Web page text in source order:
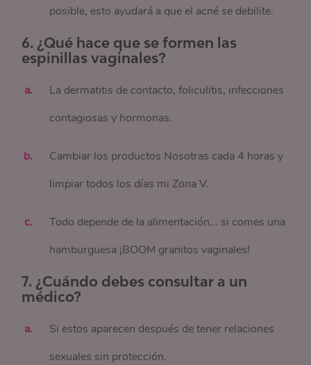
posible, esto ayudará a que el acné se debilite.
6. ¿Qué hace que se formen las
espinillas vaginales?
La dermatitis de contacto, foliculitis, infecciones
contagiosas y hormonas.
Cambiar los productos Nosotras cada 4 horas y
limpiar todos los días mi Zona V.
Todo depende de la alimentación... si comes una
hamburguesa ¡BOOM granitos vaginales!
7. ¿Cuándo debes consultar a un
médico?
Si estos aparecen después de tener relaciones
sexuales sin protección.